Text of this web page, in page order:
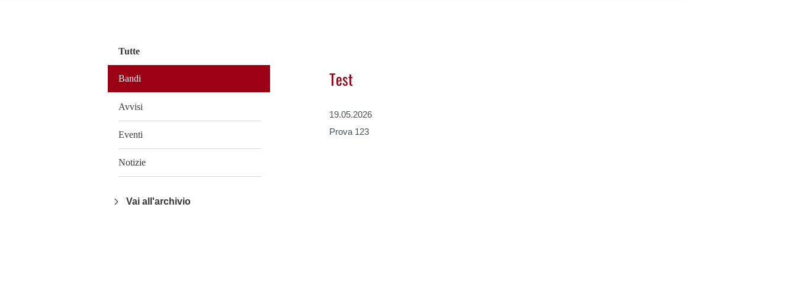
Tutte
Bandi
Avvisi
Eventi
Notizie
Vai all'archivio
Test
19.05.2026
Prova 123